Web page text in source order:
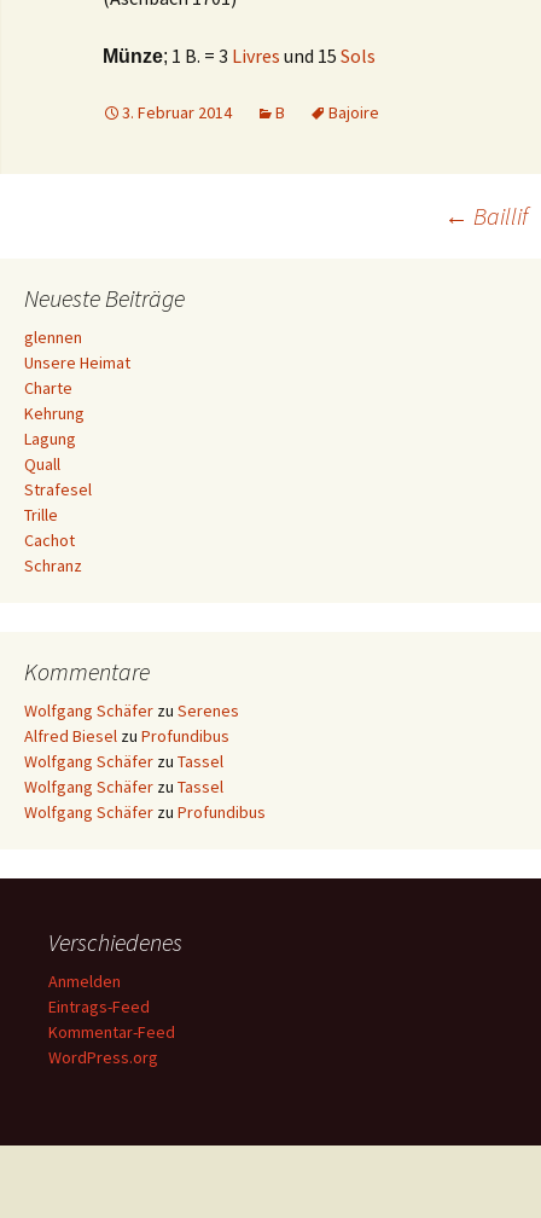
Münze; 1 B. = 3 Livres und 15 Sols
3. Februar 2014 B Bajoire
Navigation
← Baillif
Neueste Beiträge
glennen
Unsere Heimat
Charte
Kehrung
Lagung
Quall
Strafesel
Trille
Cachot
Schranz
Kommentare
Wolfgang Schäfer zu Serenes
Alfred Biesel zu Profundibus
Wolfgang Schäfer zu Tassel
Wolfgang Schäfer zu Tassel
Wolfgang Schäfer zu Profundibus
Verschiedenes
Anmelden
Eintrags-Feed
Kommentar-Feed
WordPress.org